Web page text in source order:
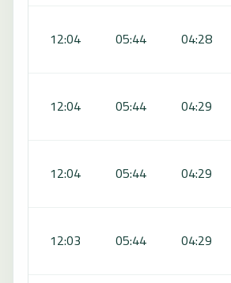
04:28
05:44
12:04
04:29
05:44
12:04
04:29
05:44
12:04
04:29
05:44
12:03